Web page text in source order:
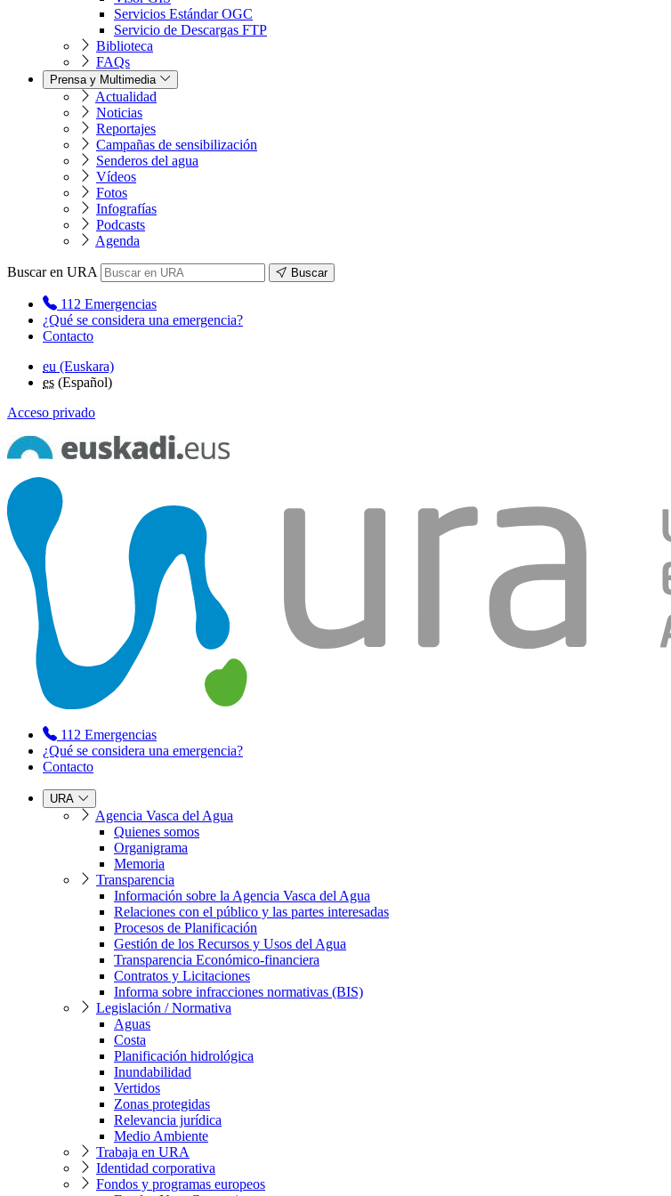
Servicios Estándar OGC
Servicio de Descargas FTP
Biblioteca
FAQs
Prensa y Multimedia
Actualidad
Noticias
Reportajes
Campañas de sensibilización
Senderos del agua
Vídeos
Fotos
Infografías
Podcasts
Agenda
Buscar en URA Buscar
112 Emergencias
¿Qué se considera una emergencia?
Contacto
eu (Euskara)
es (Español)
Acceso privado
112 Emergencias
¿Qué se considera una emergencia?
Contacto
URA
Agencia Vasca del Agua
Quienes somos
Organigrama
Memoria
Transparencia
Información sobre la Agencia Vasca del Agua
Relaciones con el público y las partes interesadas
Procesos de Planificación
Gestión de los Recursos y Usos del Agua
Transparencia Económico-financiera
Contratos y Licitaciones
Informa sobre infracciones normativas (BIS)
Legislación / Normativa
Aguas
Costa
Planificación hidrológica
Inundabilidad
Vertidos
Zonas protegidas
Relevancia jurídica
Medio Ambiente
Trabaja en URA
Identidad corporativa
Fondos y programas europeos